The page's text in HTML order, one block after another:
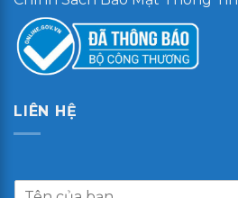
LIÊN HỆ